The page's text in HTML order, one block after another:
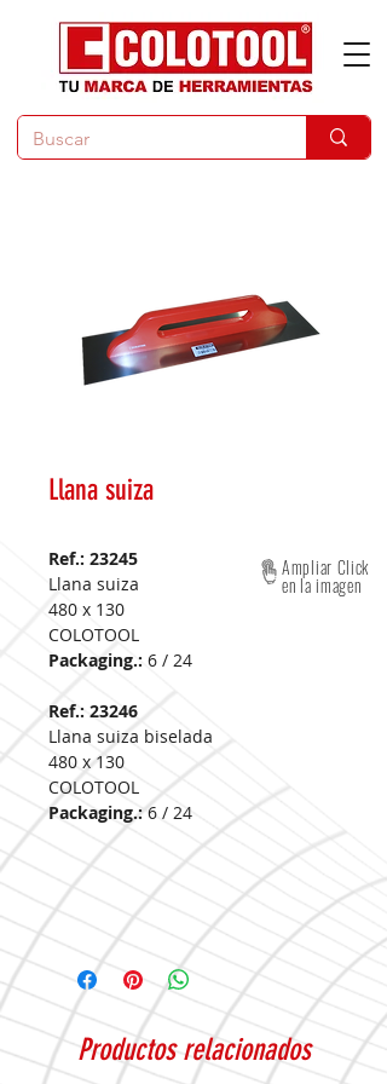
Llana suiza
Ref.: 23245
Llana suiza
480 x 130
COLOTOOL
Packaging.: 6 / 24
Ref.: 23246
Llana suiza biselada
480 x 130
COLOTOOL
Packaging.:6 / 24
Ampliar Click
en la imagen
Productos relacionados